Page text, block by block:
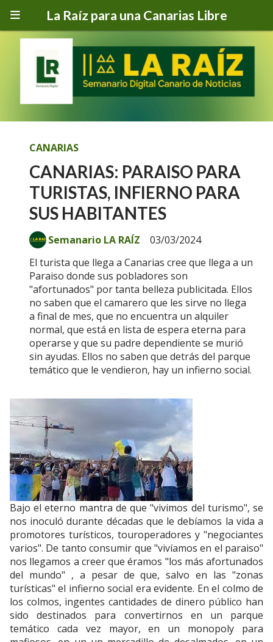
La Raíz para una Canarias Libre
CANARIAS: PARAISO PARA
TURISTAS, INFIERNO PARA
SUS HABITANTES
El turista que llega a Canarias cree que llega a un
Paraiso donde sus pobladores son
"afortunados" por tanta belleza publicitada. Ellos
no saben que el camarero que les sirve no llega
a final de mes, que no encuentra un alquiler
normal, que está en lista de espera eterna para
operarse y que su padre dependiente se murió
sin ayudas. Ellos no saben que detrás del parque
temático que le vendieron, hay un infierno social.
CANARIAS
03/03/2024
Semanario LA RAÍZ
Bajo el eterno mantra de que "vivimos del turismo", se
nos inoculó durante décadas que le debíamos la vida a
promotores turísticos, touroperadores y "negociantes
varios". De tanto consumir que "vivíamos en el paraiso"
nos llegamos a creer que éramos "los más afortunados
del mundo" , a pesar de que, salvo en las "zonas
turísticas" el infierno social era evidente. En el colmo de
los colmos, ingentes cantidades de dinero público han
sido destinados para convertirnos en un parque
temático cada vez mayor, en un monopoly para